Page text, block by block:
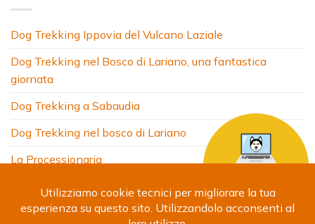
Dog Trekking Ippovia del Vulcano Laziale
Dog Trekking nel Bosco di Lariano, una fantastica
giornata
Dog Trekking a Sabaudia
Dog Trekking nel bosco di Lariano
La Processionaria